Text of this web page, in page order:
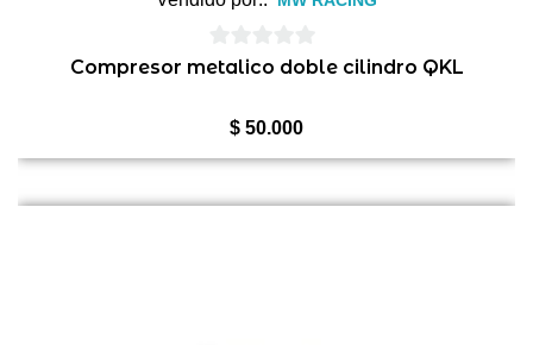
0
Compresor metalico doble cilindro QKL
$ 50.000